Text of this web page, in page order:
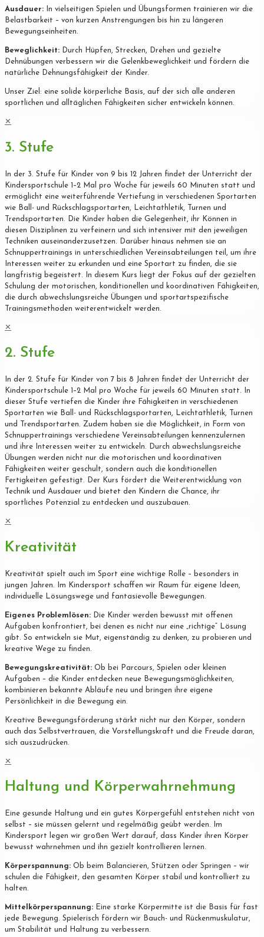
Ausdauer: In vielseitigen Spielen und Übungsformen trainieren wir die
Belastbarkeit – von kurzen Anstrengungen bis hin zu längeren
Bewegungseinheiten.
Beweglichkeit: Durch Hüpfen, Strecken, Drehen und gezielte
Dehnübungen verbessern wir die Gelenkbeweglichkeit und fördern die
natürliche Dehnungsfähigkeit der Kinder.
Unser Ziel: eine solide körperliche Basis, auf der sich alle anderen
sportlichen und alltäglichen Fähigkeiten sicher entwickeln können.
✕
3. Stufe
In der 3. Stufe für Kinder von 9 bis 12 Jahren findet der Unterricht der
Kindersportschule 1–2 Mal pro Woche für jeweils 60 Minuten statt und
ermöglicht eine weiterführende Vertiefung in verschiedenen Sportarten
wie Ball- und Rückschlagsportarten, Leichtathletik, Turnen und
Trendsportarten. Die Kinder haben die Gelegenheit, ihr Können in
diesen Disziplinen zu verfeinern und sich intensiver mit den jeweiligen
Techniken auseinanderzusetzen. Darüber hinaus nehmen sie an
Schnuppertrainings in unterschiedlichen Vereinsabteilungen teil, um ihre
Interessen weiter zu erkunden und eine Sportart zu finden, die sie
langfristig begeistert. In diesem Kurs liegt der Fokus auf der gezielten
Schulung der motorischen, konditionellen und koordinativen Fähigkeiten,
die durch abwechslungsreiche Übungen und sportartspezifische
Trainingsmethoden weiterentwickelt werden.
✕
2. Stufe
In der 2. Stufe für Kinder von 7 bis 8 Jahren findet der Unterricht der
Kindersportschule 1–2 Mal pro Woche für jeweils 60 Minuten statt. In
dieser Stufe vertiefen die Kinder ihre Fähigkeiten in verschiedenen
Sportarten wie Ball- und Rückschlagsportarten, Leichtathletik, Turnen
und Trendsportarten. Zudem haben sie die Möglichkeit, in Form von
Schnuppertrainings verschiedene Vereinsabteilungen kennenzulernen
und ihre Interessen weiter zu entwickeln. Durch abwechslungsreiche
Übungen werden nicht nur die motorischen und koordinativen
Fähigkeiten weiter geschult, sondern auch die konditionellen
Fertigkeiten gefestigt. Der Kurs fördert die Weiterentwicklung von
Technik und Ausdauer und bietet den Kindern die Chance, ihr
sportliches Potenzial zu entdecken und auszubauen.
✕
Kreativität
Kreativität spielt auch im Sport eine wichtige Rolle – besonders in
jungen Jahren. Im Kindersport schaffen wir Raum für eigene Ideen,
individuelle Lösungswege und fantasievolle Bewegungen.
Eigenes Problemlösen: Die Kinder werden bewusst mit offenen
Aufgaben konfrontiert, bei denen es nicht nur eine „richtige“ Lösung
gibt. So entwickeln sie Mut, eigenständig zu denken, zu probieren und
kreative Wege zu finden.
Bewegungskreativität: Ob bei Parcours, Spielen oder kleinen
Aufgaben – die Kinder entdecken neue Bewegungsmöglichkeiten,
kombinieren bekannte Abläufe neu und bringen ihre eigene
Persönlichkeit in die Bewegung ein.
Kreative Bewegungsförderung stärkt nicht nur den Körper, sondern
auch das Selbstvertrauen, die Vorstellungskraft und die Freude daran,
sich auszudrücken.
✕
Haltung und Körperwahrnehmung
Eine gesunde Haltung und ein gutes Körpergefühl entstehen nicht von
selbst – sie müssen gelernt und regelmäßig geübt werden. Im
Kindersport legen wir großen Wert darauf, dass Kinder ihren Körper
bewusst wahrnehmen und ihn gezielt kontrollieren lernen.
Körperspannung: Ob beim Balancieren, Stützen oder Springen – wir
schulen die Fähigkeit, den gesamten Körper stabil und kontrolliert zu
halten.
Mittelkörperspannung: Eine starke Körpermitte ist die Basis für fast
jede Bewegung. Spielerisch fördern wir Bauch- und Rückenmuskulatur,
um Stabilität und Haltung zu verbessern.